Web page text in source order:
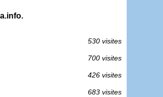
530 visites
700 visites
426 visites
683 visites